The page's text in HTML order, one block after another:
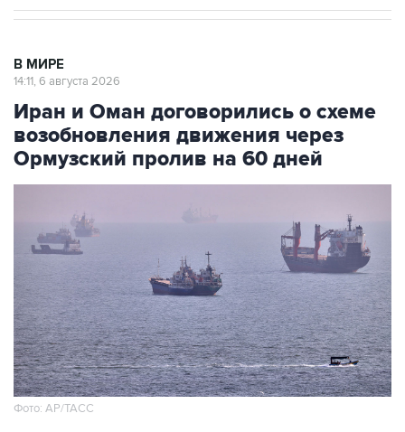
В МИРЕ
14:11, 6 августа 2026
Иран и Оман договорились о схеме
возобновления движения через
Ормузский пролив на 60 дней
Фото: AP/ТАСС